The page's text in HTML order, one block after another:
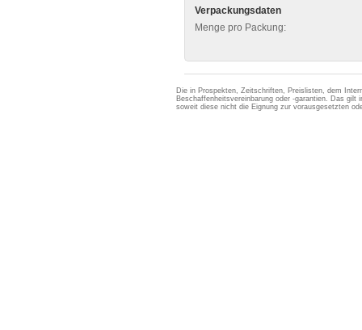
Verpackungsdaten
Menge pro Packung:
Die in Prospekten, Zeitschriften, Preislisten, dem
Beschaffenheitsvereinbarung oder -garantien. Das
soweit diese nicht die Eignung zur vorausgesetzten